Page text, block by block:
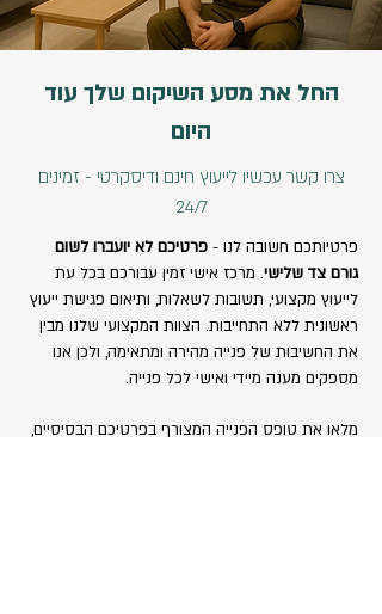
החל את מסע השיקום שלך עוד
היום
צרו קשר עכשיו לייעוץ חינם ודיסקרטי - זמינים
24/7
פרטיותכם חשובה לנו - פרטיכם לא יועברו לשום
גורם צד שלישי. מרכז אישי זמין עבורכם בכל עת
לייעוץ מקצועי, תשובות לשאלות, ותיאום פגישת ייעוץ
ראשונית ללא התחייבות. הצוות המקצועי שלנו מבין
את החשיבות של פנייה מהירה ומתאימה, ולכן אנו
מספקים מענה מיידי ואישי לכל פנייה.
מלאו את טופס הפנייה המצורף בפרטיכם הבסיסיים,